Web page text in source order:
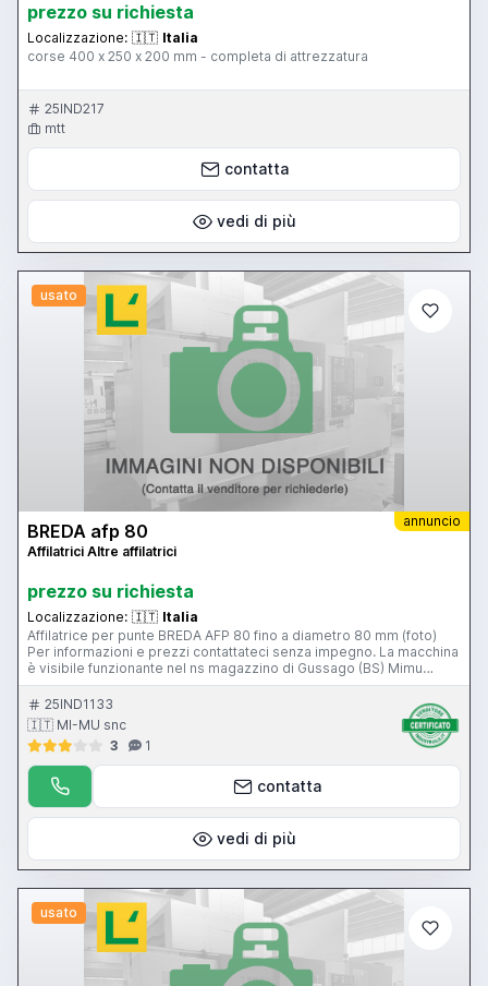
prezzo su richiesta
Localizzazione: 🇮🇹 Italia
corse 400 x 250 x 200 mm - completa di attrezzatura
25IND217
mtt
contatta
vedi di più
usato
annuncio
BREDA afp 80
Affilatrici Altre affilatrici
prezzo su richiesta
Localizzazione: 🇮🇹 Italia
Affilatrice per punte BREDA AFP 80 fino a diametro 80 mm (foto)
Per informazioni e prezzi contattateci senza impegno. La macchina
è visibile funzionante nel ns magazzino di Gussago (BS) Mimu
Macchine Utensili
25IND1133
🇮🇹 MI-MU snc
3
1
contatta
vedi di più
usato